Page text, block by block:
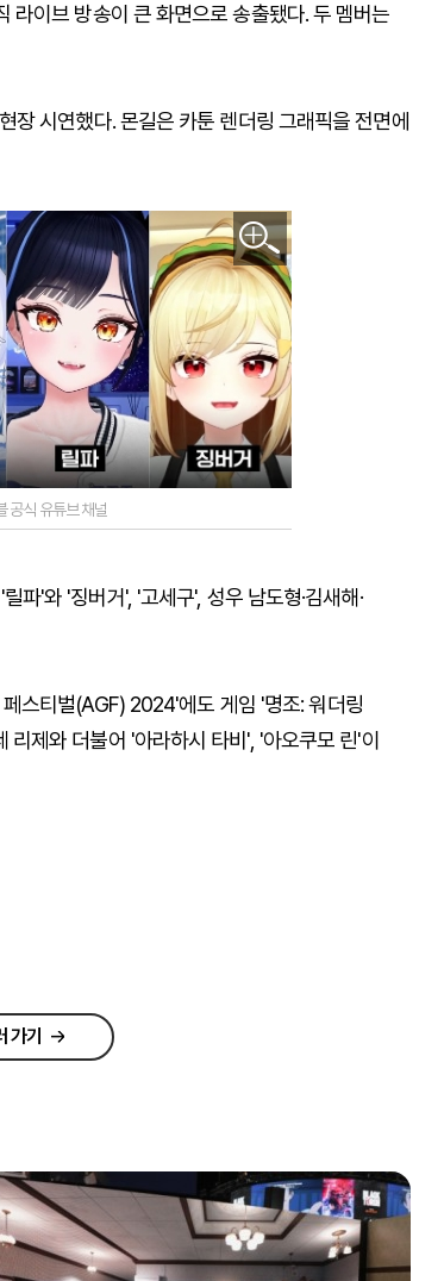
라이브 방송이 큰 화면으로 송출됐다. 두 멤버는
장 시연했다. 몬길은 카툰 렌더링 그래픽을 전면에
공식 유튜브 채널
파'와 '징버거', '고세구', 성우 남도형·김새해·
스티벌(AGF) 2024'에도 게임 '명조: 워더링
제와 더불어 '아라하시 타비', '아오쿠모 린'이
가기